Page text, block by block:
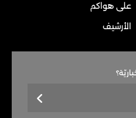
على هواكم
الأرشيف